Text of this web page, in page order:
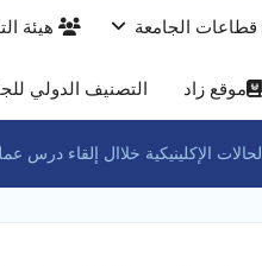
قطاعات الجامعة هيئة
موقع زاد التصنيف الدولي
الإكلينيكية خلاال إلقاء درس